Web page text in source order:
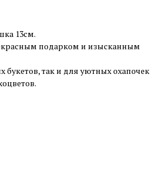
13см.
подарком и изысканным
так и для уютных охапочек